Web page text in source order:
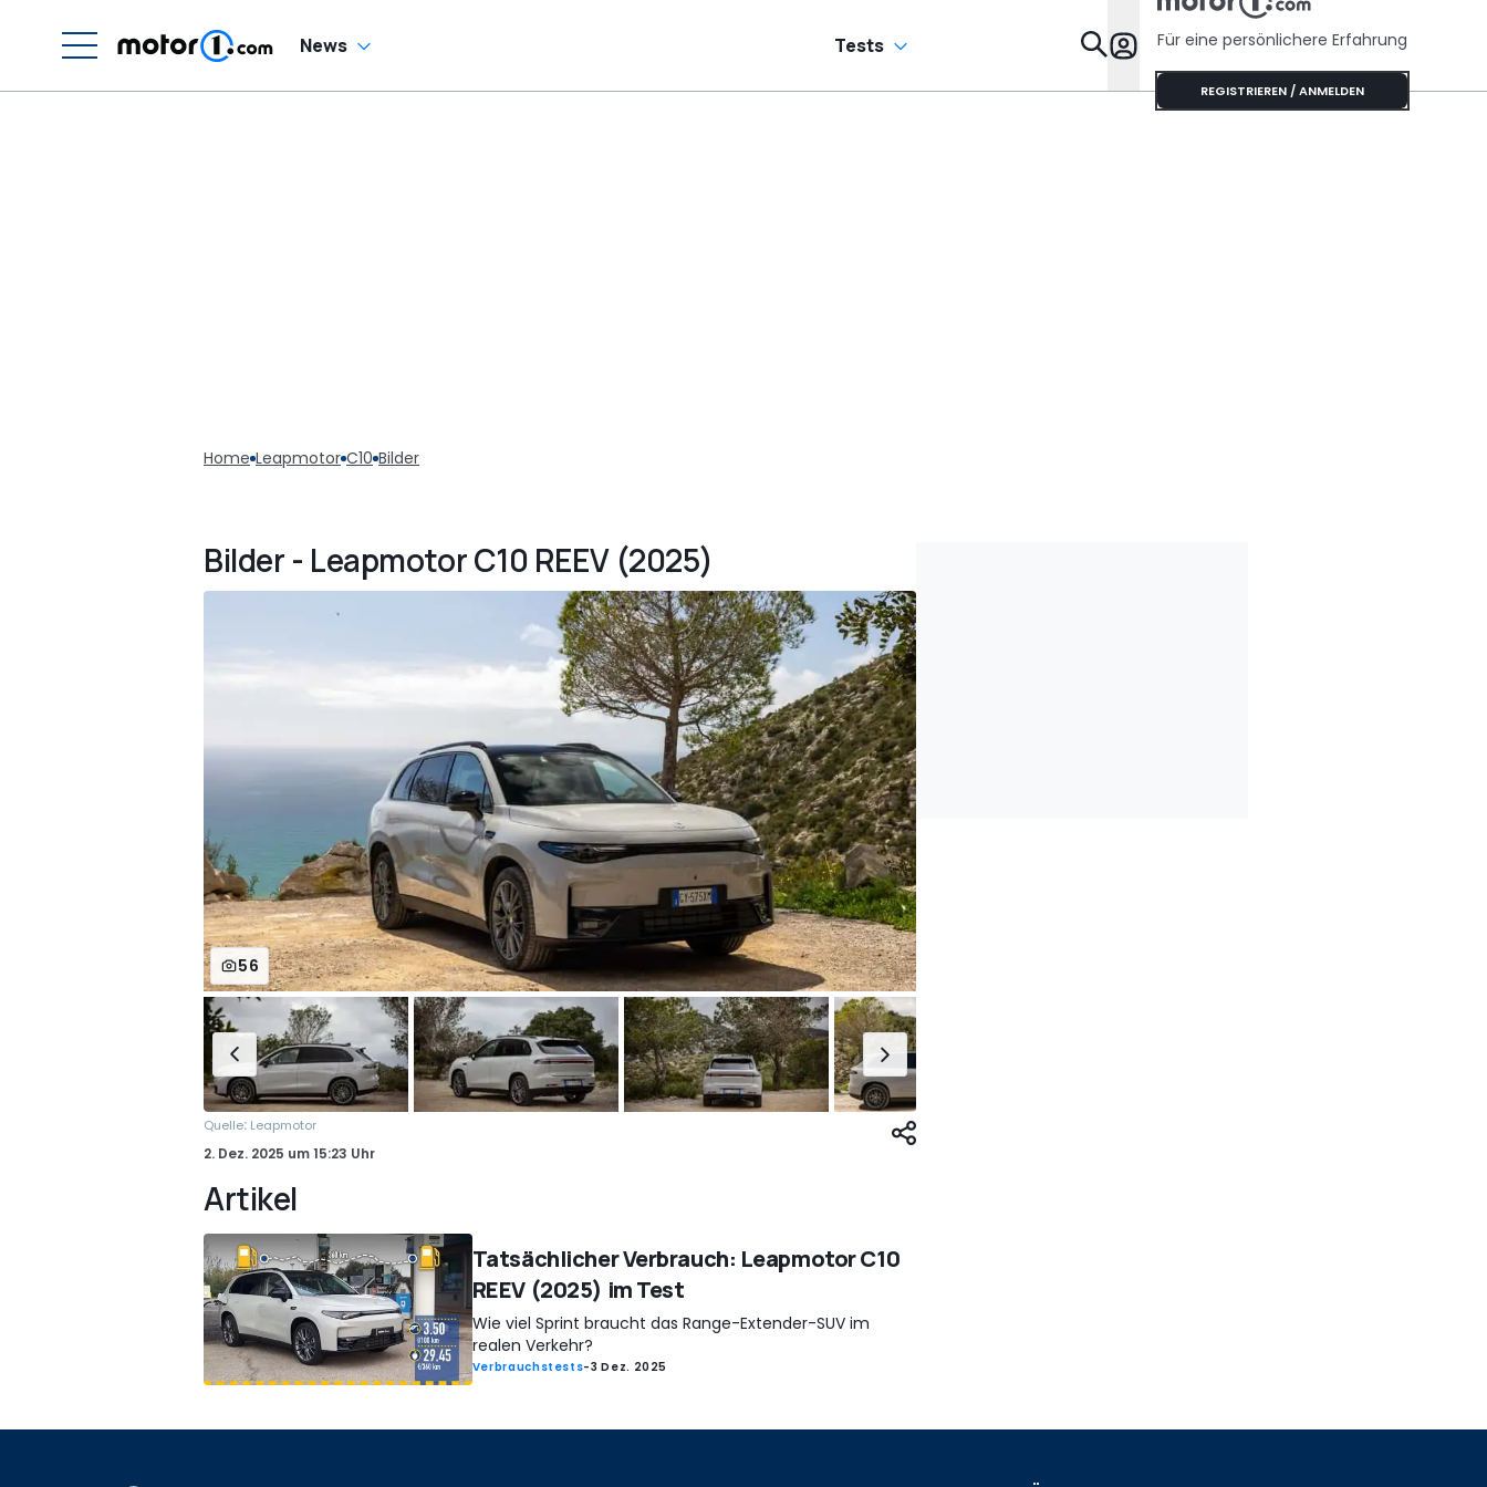
News Tests Specials
Für eine persönlichere Erfahrung
REGISTRIEREN / ANMELDEN
Home Leapmotor C10 Bilder
Bilder - Leapmotor C10 REEV (2025)
56
Quelle: Leapmotor
2. Dez. 2025 um15:23 Uhr
Artikel
Tatsächlicher Verbrauch: Leapmotor C10
REEV (2025) im Test
Wie viel Sprint braucht das Range-Extender-SUV im
realen Verkehr?
Verbrauchstests-3 Dez. 2025